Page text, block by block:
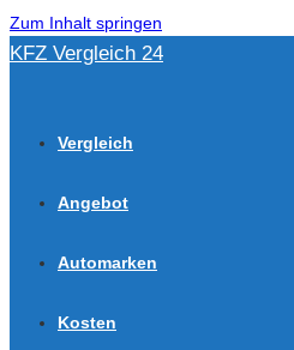
Zum Inhalt springen
KFZ Vergleich 24
Vergleich
Angebot
Automarken
Kosten